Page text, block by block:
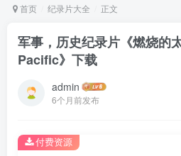
首页 纪录片大全 正文
军事，历史纪录片《燃烧的
Pacific》下载
admin
6个月前发布
付费资源